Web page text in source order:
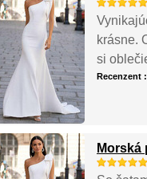
krásne.
si
Recenzent
Morská